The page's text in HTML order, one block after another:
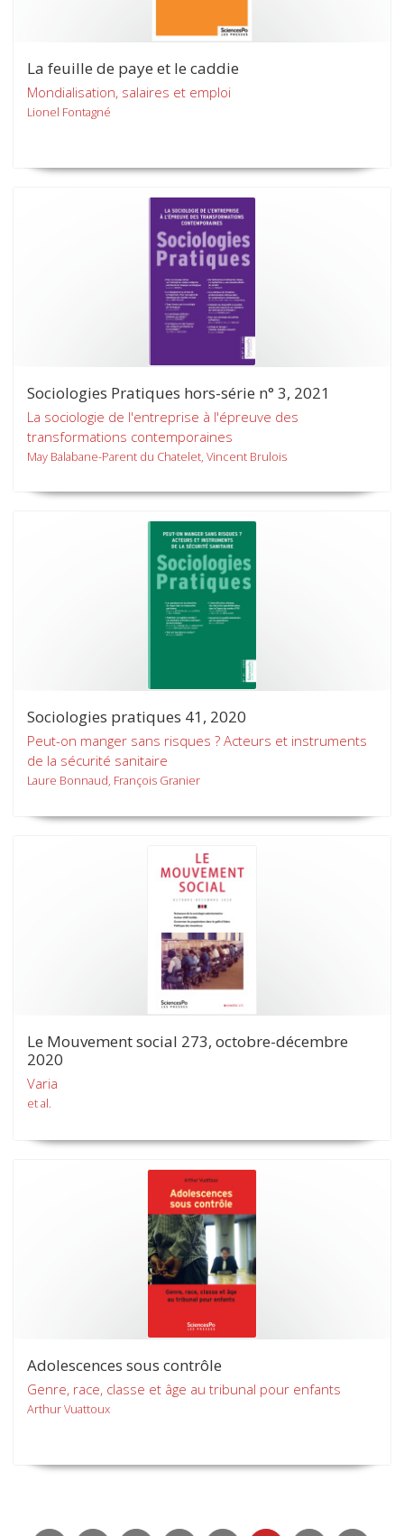
La feuille de paye et le caddie
Mondialisation, salaires et emploi
Lionel Fontagné
Sociologies Pratiques hors-série n° 3, 2021
La sociologie de l'entreprise à l'épreuve des
transformations contemporaines
May Balabane-Parent du Chatelet, Vincent Brulois
Sociologies pratiques 41, 2020
Peut-on manger sans risques ? Acteurs et instruments
de la sécurité sanitaire
Laure Bonnaud, François Granier
Le Mouvement social 273, octobre-décembre
2020
Varia
et al.
Adolescences sous contrôle
Genre, race, classe et âge au tribunal pour enfants
Arthur Vuattoux